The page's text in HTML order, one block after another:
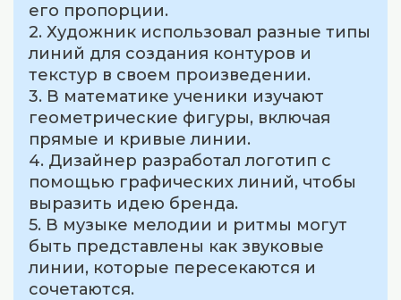
его пропорции.
2. Художник использовал разные типы
линий для создания контуров и
текстур в своем произведении.
3. В математике ученики изучают
геометрические фигуры, включая
прямые и кривые линии.
4. Дизайнер разработал логотип с
помощью графических линий, чтобы
выразить идею бренда.
5. В музыке мелодии и ритмы могут
быть представлены как звуковые
линии, которые пересекаются и
сочетаются.